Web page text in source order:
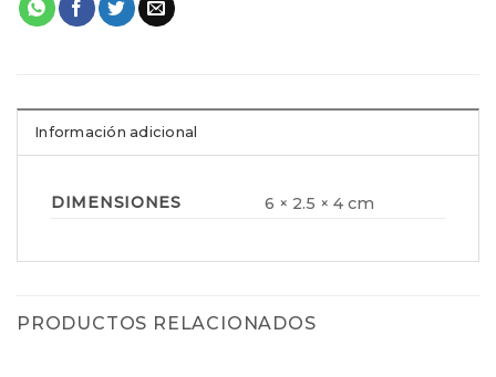
Información adicional
DIMENSIONES 6 × 2.5 × 4 cm
PRODUCTOS RELACIONADOS